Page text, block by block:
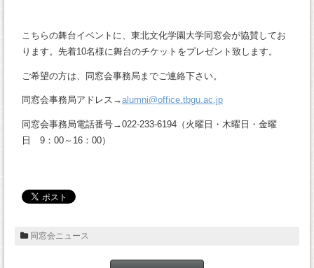
こちらの舞台イベントに、東北文化学園大学同窓会が協賛してお
ります。先着10名様に舞台のチケットをプレゼント致します。
ご希望の方は、同窓会事務局までご連絡下さい。
同窓会事務局アドレス→alumni@office.tbgu.ac.jp
同窓会事務局電話番号→022-233-6194（火曜日・木曜日・金曜
日 9：00～16：00）
同窓会ニュース